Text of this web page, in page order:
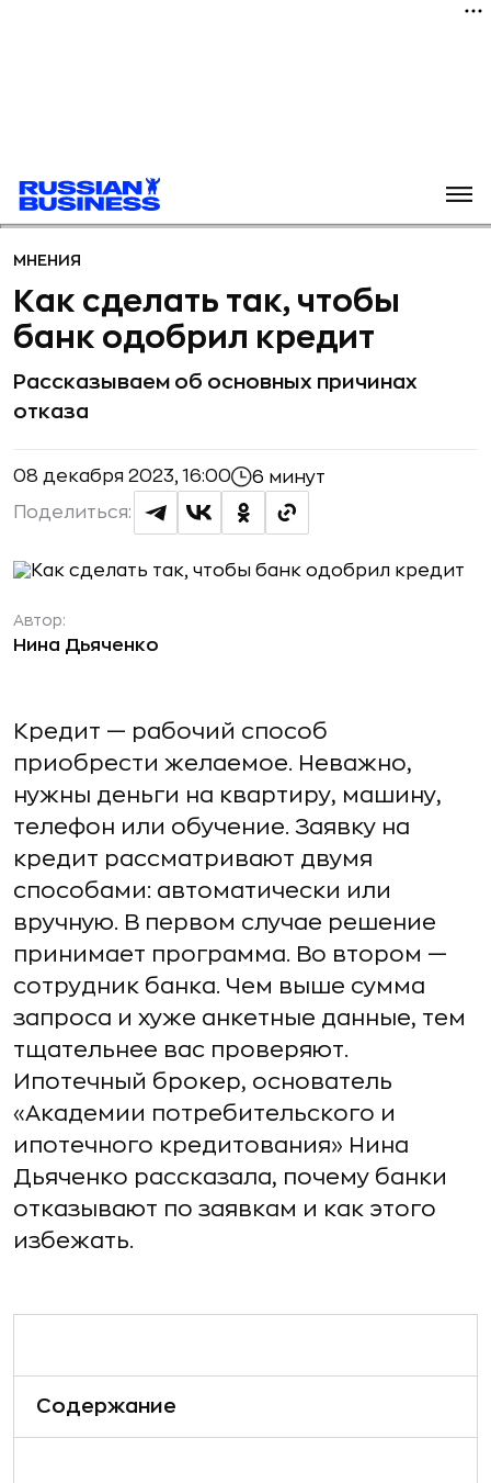
МНЕНИЯ
Как сделать так, чтобы
банк одобрил кредит
Рассказываем об основных причинах
отказа
08 декабря 2023, 16:00 6 минут
Поделиться:
Автор:
Нина Дьяченко
Кредит — рабочий способ
приобрести желаемое. Неважно,
нужны деньги на квартиру, машину,
телефон или обучение. Заявку на
кредит рассматривают двумя
способами: автоматически или
вручную. В первом случае решение
принимает программа. Во втором —
сотрудник банка. Чем выше сумма
запроса и хуже анкетные данные, тем
тщательнее вас проверяют.
Ипотечный брокер, основатель
«Академии потребительского и
ипотечного кредитования» Нина
Дьяченко рассказала, почему банки
отказывают по заявкам и как этого
избежать.
Содержание